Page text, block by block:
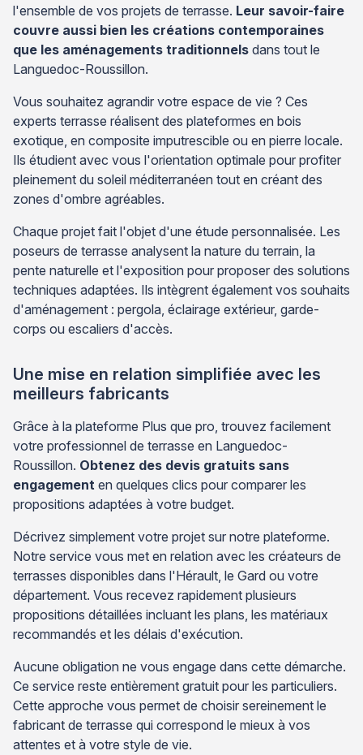
l'ensemble de vos projets de terrasse. Leur savoir-faire
couvre aussi bien les créations contemporaines
que les aménagements traditionnels dans tout le
Languedoc-Roussillon.
Vous souhaitez agrandir votre espace de vie ? Ces
experts terrasse réalisent des plateformes en bois
exotique, en composite imputrescible ou en pierre locale.
Ils étudient avec vous l'orientation optimale pour profiter
pleinement du soleil méditerranéen tout en créant des
zones d'ombre agréables.
Chaque projet fait l'objet d'une étude personnalisée. Les
poseurs de terrasse analysent la nature du terrain, la
pente naturelle et l'exposition pour proposer des solutions
techniques adaptées. Ils intègrent également vos souhaits
d'aménagement : pergola, éclairage extérieur, garde-
corps ou escaliers d'accès.
Une mise en relation simplifiée avec les
meilleurs fabricants
Grâce à la plateforme Plus que pro, trouvez facilement
votre professionnel de terrasse en Languedoc-
Roussillon. Obtenez des devis gratuits sans
engagement en quelques clics pour comparer les
propositions adaptées à votre budget.
Décrivez simplement votre projet sur notre plateforme.
Notre service vous met en relation avec les créateurs de
terrasses disponibles dans l'Hérault, le Gard ou votre
département. Vous recevez rapidement plusieurs
propositions détaillées incluant les plans, les matériaux
recommandés et les délais d'exécution.
Aucune obligation ne vous engage dans cette démarche.
Ce service reste entièrement gratuit pour les particuliers.
Cette approche vous permet de choisir sereinement le
fabricant de terrasse qui correspond le mieux à vos
attentes et à votre style de vie.